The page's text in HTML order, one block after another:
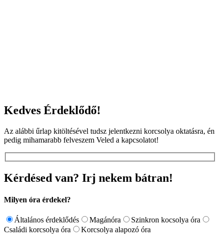
Kedves Érdeklődő!
Az alábbi űrlap kitöltésével tudsz jelentkezni korcsolya oktatásra, én
pedig mihamarabb felveszem Veled a kapcsolatot!
Kérdésed van? Irj nekem bátran!
Milyen óra érdekel?
Általános érdeklődés Magánóra
Szinkron kocsolya óra
Családi korcsolya óra
Korcsolya alapozó óra